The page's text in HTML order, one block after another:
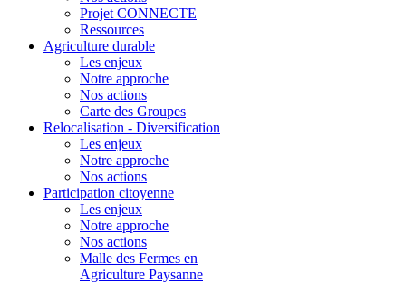
Projet CONNECTE
Ressources
Agriculture durable
Les enjeux
Notre approche
Nos actions
Carte des Groupes
Relocalisation - Diversification
Les enjeux
Notre approche
Nos actions
Participation citoyenne
Les enjeux
Notre approche
Nos actions
Malle des Fermes en
Agriculture Paysanne